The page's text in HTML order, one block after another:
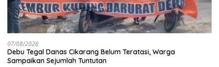
07/08/2026
Debu Tegal Danas Cikarang Belum Teratasi, Warga
Sampaikan Sejumlah Tuntutan